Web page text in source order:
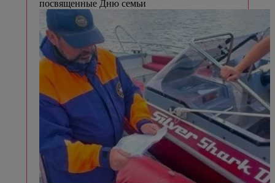
посвященные Дню семьи